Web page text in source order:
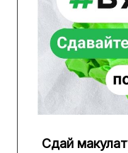
Сдай